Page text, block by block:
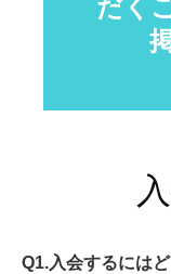
お知らせ・アク
プライバシー関
だく
Q1.入会するには